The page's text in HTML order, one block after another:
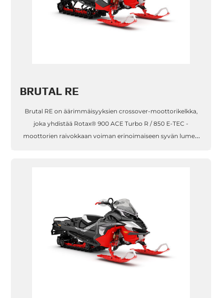
BRUTAL RE
Brutal RE on äärimmäisyyksien crossover-moottorikelkka,
joka yhdistää Rotax® 900 ACE Turbo R / 850 E-TEC -
moottorien raivokkaan voiman erinoimaiseen syvän lumen